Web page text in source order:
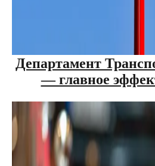
Департамент
— главное